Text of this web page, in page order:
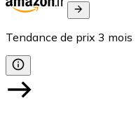
Tendance de prix 3 mois